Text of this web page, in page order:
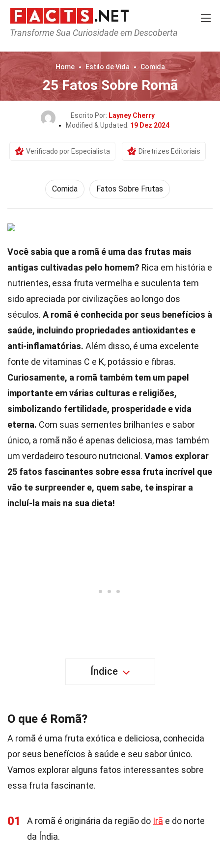
Transforme Sua Curiosidade em Descoberta
Home Estilo de Vida Comida
25 Fatos Sobre Romã
Escrito Por: Layney Cherry
Modified & Updated: 19 Dez 2024
Verificado por Especialista Diretrizes Editoriais
Comida Fatos Sobre Frutas
Você sabia que a romã é uma das frutas mais
antigas cultivadas pelo homem? Rica em história e
nutrientes, essa fruta vermelha e suculenta tem
sido apreciada por civilizações ao longo dos
séculos. A romã é conhecida por seus benefícios à
saúde, incluindo propriedades antioxidantes e
anti-inflamatórias. Além disso, é uma excelente
fonte de vitaminas C e K, potássio e fibras.
Curiosamente, a romã também tem um papel
importante em várias culturas e religiões,
simbolizando fertilidade, prosperidade e vida
eterna. Com suas sementes brilhantes e sabor
único, a romã não é apenas deliciosa, mas também
um verdadeiro tesouro nutricional. Vamos explorar
25 fatos fascinantes sobre essa fruta incrível que
vão te surpreender e, quem sabe, te inspirar a
incluí-la mais na sua dieta!
Índice
O que é Romã?
A romã é uma fruta exótica e deliciosa, conhecida
por seus benefícios à saúde e seu sabor único.
Vamos explorar alguns fatos interessantes sobre
essa fruta fascinante.
01 A romã é originária da região do Irã e do norte
da Índia.